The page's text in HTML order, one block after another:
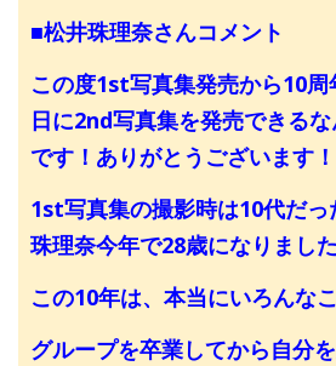
■松井珠理奈さんコメント
この度1st写真集発売から10
日に2nd写真集を発売できる
です！ありがとうございます！
1st写真集の撮影時は10代だ
珠理奈今年で28歳になりました
この10年は、本当にいろんな
グループを卒業してから自分